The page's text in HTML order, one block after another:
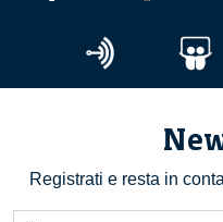
Registrati e resta in